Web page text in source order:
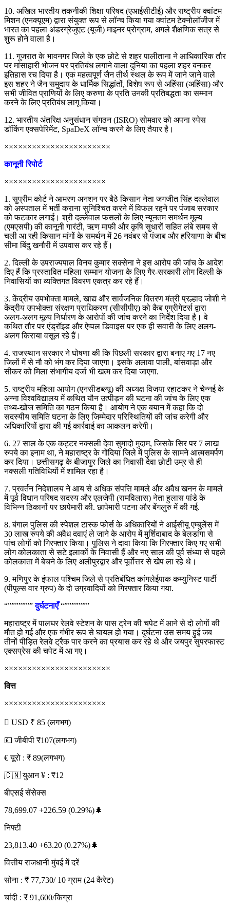
10. अखिल भारतीय तकनीकी शिक्षा परिषद (एआईसीटीई) और राष्ट्रीय क्वांटम
मिशन (एनक्यूएम) द्वारा संयुक्त रूप से लॉन्च किया गया क्वांटम टेक्नोलॉजीज में
भारत का पहला अंडरग्रेजुएट (यूजी) माइनर प्रोग्राम, अगले शैक्षणिक सत्र से
शुरू होने वाला है।
11. गुजरात के भावनगर जिले के एक छोटे से शहर पालीताना ने आधिकारिक तौर
पर मांसाहारी भोजन पर प्रतिबंध लगाने वाला दुनिया का पहला शहर बनकर
इतिहास रच दिया है। एक महत्वपूर्ण जैन तीर्थ स्थल के रूप में जाने जाने वाले
इस शहर ने जैन समुदाय के धार्मिक सिद्धांतों, विशेष रूप से अहिंसा (अहिंसा) और
सभी जीवित प्राणियों के लिए करुणा के प्रति उनकी प्रतिबद्धता का सम्मान
करने के लिए प्रतिबंध लागू किया।
12. भारतीय अंतरिक्ष अनुसंधान संगठन (ISRO) सोमवार को अपना स्पेस
डॉकिंग एक्सपेरिमेंट, SpaDeX लॉन्च करने के लिए तैयार है।
×××××××××××××××××××××××
कानूनी रिपोर्ट
××××××××××××××××××××××
1. सुप्रीम कोर्ट ने आमरण अनशन पर बैठे किसान नेता जगजीत सिंह दल्लेवाल
को अस्पताल में भर्ती कराना सुनिश्चित करने में विफल रहने पर पंजाब सरकार
को फटकार लगाई। श्री दल्लेवाल फसलों के लिए न्यूनतम समर्थन मूल्य
(एमएसपी) की कानूनी गारंटी, ऋण माफी और कृषि सुधारों सहित लंबे समय से
चली आ रही किसान मांगों के समर्थन में 26 नवंबर से पंजाब और हरियाणा के बीच
सीमा बिंदु खनौरी में उपवास कर रहे हैं।
2. दिल्ली के उपराज्यपाल विनय कुमार सक्सेना ने इस आरोप की जांच के आदेश
दिए हैं कि प्रस्तावित महिला सम्मान योजना के लिए गैर-सरकारी लोग दिल्ली के
निवासियों का व्यक्तिगत विवरण एकत्र कर रहे हैं।
3. केंद्रीय उपभोक्ता मामले, खाद्य और सार्वजनिक वितरण मंत्री प्रल्हाद जोशी ने
केंद्रीय उपभोक्ता संरक्षण प्राधिकरण (सीसीपीए) को कैब एग्रीगेटर्स द्वारा
अलग-अलग मूल्य निर्धारण के आरोपों की जांच करने का निर्देश दिया है। वे
कथित तौर पर एंड्रॉइड और ऐप्पल डिवाइस पर एक ही सवारी के लिए अलग-
अलग किराया वसूल रहे हैं।
4. राजस्थान सरकार ने घोषणा की कि पिछली सरकार द्वारा बनाए गए 17 नए
जिलों में से नौ को भंग कर दिया जाएगा। इसके अलावा पाली, बांसवाड़ा और
सीकर को मिला संभागीय दर्जा भी खत्म कर दिया जाएगा.
5. राष्ट्रीय महिला आयोग (एनसीडब्ल्यू) की अध्यक्ष विजया रहाटकर ने चेन्नई के
अन्ना विश्वविद्यालय में कथित यौन उत्पीड़न की घटना की जांच के लिए एक
तथ्य-खोज समिति का गठन किया है। आयोग ने एक बयान में कहा कि दो
सदस्यीय समिति घटना के लिए जिम्मेदार परिस्थितियों की जांच करेगी और
अधिकारियों द्वारा की गई कार्रवाई का आकलन करेगी।
6. 27 साल के एक कट्टर नक्सली देवा सुमादो मुदाम, जिसके सिर पर 7 लाख
रुपये का इनाम था, ने महाराष्ट्र के गोंदिया जिले में पुलिस के सामने आत्मसमर्पण
कर दिया। छत्तीसगढ़ के बीजापुर जिले का निवासी देवा छोटी उम्र से ही
नक्सली गतिविधियों में शामिल रहा है।
7. प्रवर्तन निदेशालय ने आय से अधिक संपत्ति मामले और अवैध खनन के मामले
में पूर्व विधान परिषद सदस्य और एलजेपी (रामविलास) नेता हुलास पांडे के
विभिन्न ठिकानों पर छापेमारी की. छापेमारी पटना और बेंगलुरु में की गई.
8. बंगाल पुलिस की स्पेशल टास्क फोर्स के अधिकारियों ने आईसीयू एम्बुलेंस में
30 लाख रुपये की अवैध दवाएं ले जाने के आरोप में मुर्शिदाबाद के बेलडांगा से
पांच लोगों को गिरफ्तार किया। पुलिस ने दावा किया कि गिरफ्तार किए गए सभी
लोग कोलकाता से सटे इलाकों के निवासी हैं और नए साल की पूर्व संध्या से पहले
कोलकाता में बेचने के लिए अलीपुरद्वार और पूर्वोत्तर से खेप ला रहे थे।
9. मणिपुर के इंफाल पश्चिम जिले से प्रतिबंधित कांगलेईपाक कम्युनिस्ट पार्टी
(पीपुल्स वार ग्रुप) के दो उग्रवादियों को गिरफ्तार किया गया.
“”””””””दुर्घटनाएँ“”””””””
महाराष्ट्र में पालघर रेलवे स्टेशन के पास ट्रेन की चपेट में आने से दो लोगों की
मौत हो गई और एक गंभीर रूप से घायल हो गया। दुर्घटना उस समय हुई जब
तीनों पीड़ित रेलवे ट्रैक पार करने का प्रयास कर रहे थे और जयपुर सुपरफास्ट
एक्सप्रेस की चपेट में आ गए।
×××××××××××××××××××××××
वित्त
××××××××××××××××××××××
 USD ₹ 85 (लगभग)
💷 जीबीपी ₹107(लगभग)
€ यूरो : ₹ 89(लगभग)
🇨🇳 युआन ¥ : ₹12
बीएसई सेंसेक्स
78,699.07 +226.59 (0.29%)🌲
निफ्टी
23,813.40 +63.20 (0.27%)🌲
वित्तीय राजधानी मुंबई में दरें
सोना : ₹ 77,730/ 10 ग्राम (24 कैरेट)
चांदी : ₹ 91,600/किग्रा